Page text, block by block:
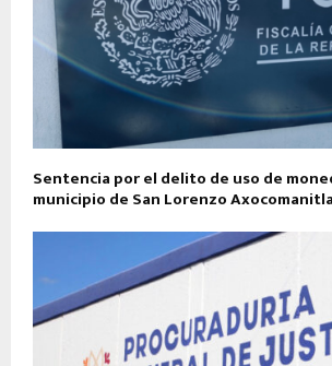
Sentencia por el delito de uso de
municipio de San Lorenzo Axocomanitla